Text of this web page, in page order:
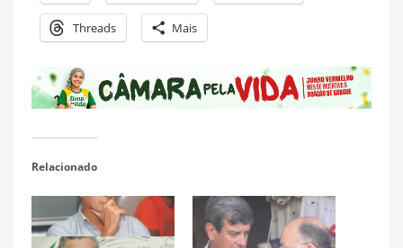
Threads Mais
Relacionado